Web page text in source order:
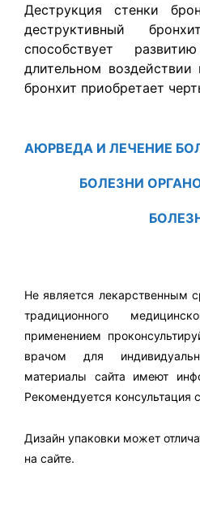
Деструкция стенки
деструктивный
способствует
длительном воздействии
бронхит приобретает
АЮРВЕДА И ЛЕЧЕНИЕ
БОЛЕЗНИ
Не является лекарственным
традиционного
применением
врачом для
материалы сайта имеют
Рекомендуется консультация
Дизайн упаковки может
на сайте.